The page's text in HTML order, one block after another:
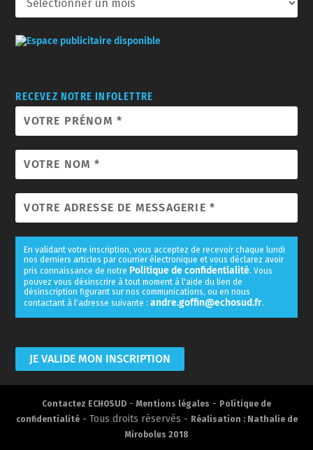
RECEVEZ NOTRE INFOLETTRE
En validant votre inscription, vous acceptez de recevoir chaque lundi
nos derniers articles par courrier électronique et vous déclarez avoir
pris connaissance de notre Politique de confidentialité. Vous
pouvez vous désinscrire à tout moment à l'aide du lien de
désinscription figurant sur nos communications, ou en nous
contactant à l'adresse suivante :andre.goffin@echosud.fr.
Contactez ECHOSUD - Mentions légales - Politique de
confidentialité- Tous droits réservés - Réalisation : Nathalie de
Mirobolus 2018